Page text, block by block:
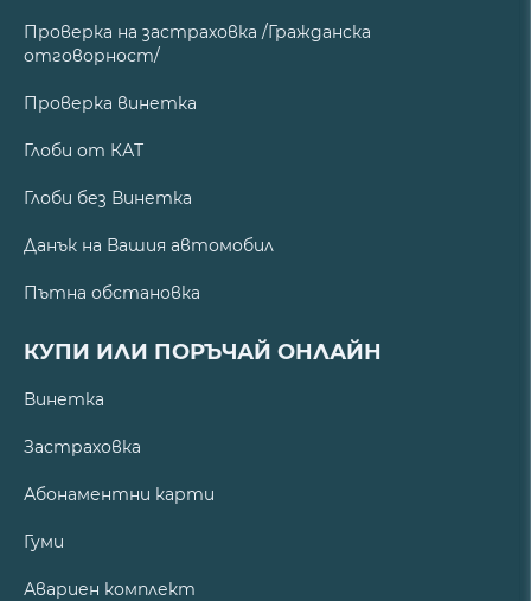
Проверка на застраховка /Гражданска
отговорност/
Проверка винетка
Глоби от КАТ
Глоби без Винетка
Данък на Вашия автомобил
Пътна обстановка
КУПИ ИЛИ ПОРЪЧАЙ ОНЛАЙН
Винетка
Застраховка
Абонаментни карти
Гуми
Авариен комплект